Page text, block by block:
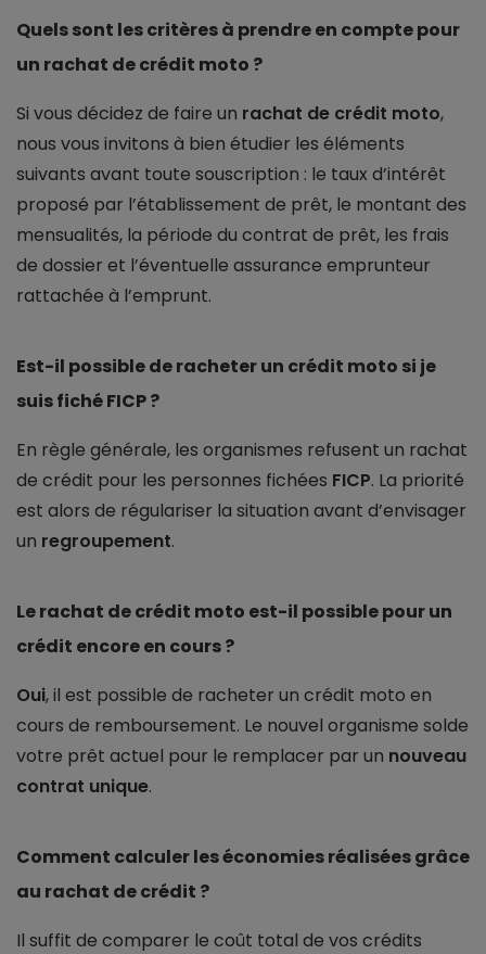
Quels sont les critères à prendre en compte pour
un rachat de crédit moto ?
Si vous décidez de faire un rachat de crédit moto,
nous vous invitons à bien étudier les éléments
suivants avant toute souscription : le taux d’intérêt
proposé par l’établissement de prêt, le montant des
mensualités, la période du contrat de prêt, les frais
de dossier et l’éventuelle assurance emprunteur
rattachée à l’emprunt.
Est-il possible de racheter un crédit moto si je
suis fiché FICP ?
En règle générale, les organismes refusent un rachat
de crédit pour les personnes fichées FICP. La priorité
est alors de régulariser la situation avant d’envisager
un regroupement.
Le rachat de crédit moto est-il possible pour un
crédit encore en cours ?
Oui, il est possible de racheter un crédit moto en
cours de remboursement. Le nouvel organisme solde
votre prêt actuel pour le remplacer par un nouveau
contrat unique.
Comment calculer les économies réalisées grâce
au rachat de crédit ?
Il suffit de comparer le coût total de vos crédits